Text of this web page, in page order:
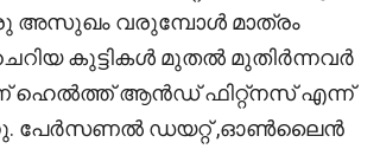
അസുഖം വരുമ്പോൾ മാത്രം
കുട്ടികൾ മുതൽ മുതിർന്നവർ
ഹെൽത്ത് ആൻഡ് ഫിറ്റ്നസ് എന്ന്
പേർസണൽ ഡയറ്റ് ,ഓൺലൈൻ